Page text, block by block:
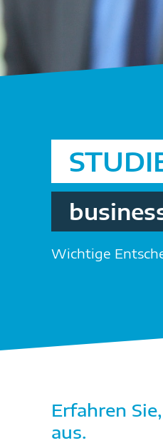
Wichtige
Erfahren
aus.